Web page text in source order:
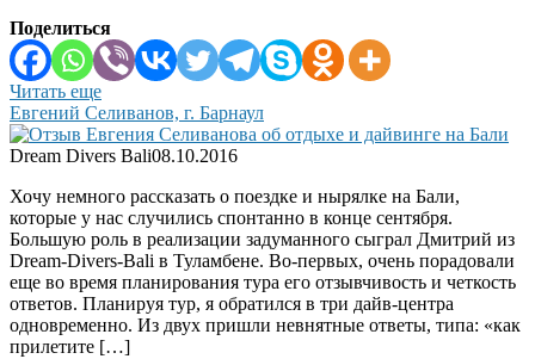
Поделиться
Читать еще
Евгений Селиванов, г. Барнаул
Dream Divers Bali08.10.2016
Хочу немного рассказать о поездке и нырялке на Бали,
которые у нас случились спонтанно в конце сентября.
Большую роль в реализации задуманного сыграл Дмитрий из
Dream-Divers-Bali в Туламбене. Во-первых, очень порадовали
еще во время планирования тура его отзывчивость и четкость
ответов. Планируя тур, я обратился в три дайв-центра
одновременно. Из двух пришли невнятные ответы, типа: «как
прилетите […]